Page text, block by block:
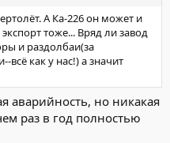
А Ка-226 он может и
тоже... Вряд ли завод
и раздолбаи(за
всё как у нас!) а значит
аварийность, но никакая
раз в год полностью